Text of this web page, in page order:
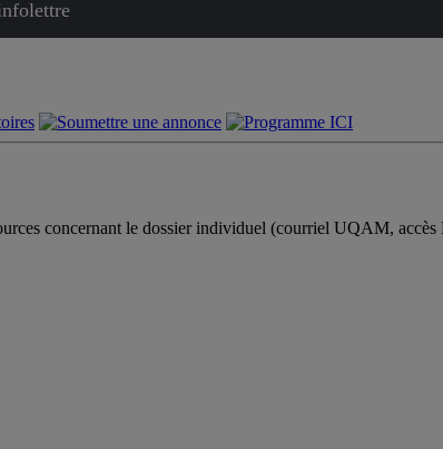
concernant le dossier individuel (courriel UQAM,